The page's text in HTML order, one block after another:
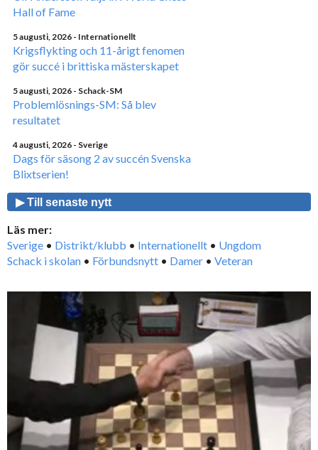
Hall of Fame
5 augusti, 2026 - Internationellt
Krigsflykting och 11-årigt fenomen
gör succé i brittiska mästerskapet
5 augusti, 2026 - Schack-SM
Problemlösnings-SM: Så blev
resultatet
4 augusti, 2026 - Sverige
Dags för säsong 2 av succén Svenska
Blixtserien!
▶ Till senaste nytt
Läs mer:
Sverige • Distrikt/klubb • Internationellt • Ungdom
Schack i skolan • Förbundsnytt • Damer • Veteran